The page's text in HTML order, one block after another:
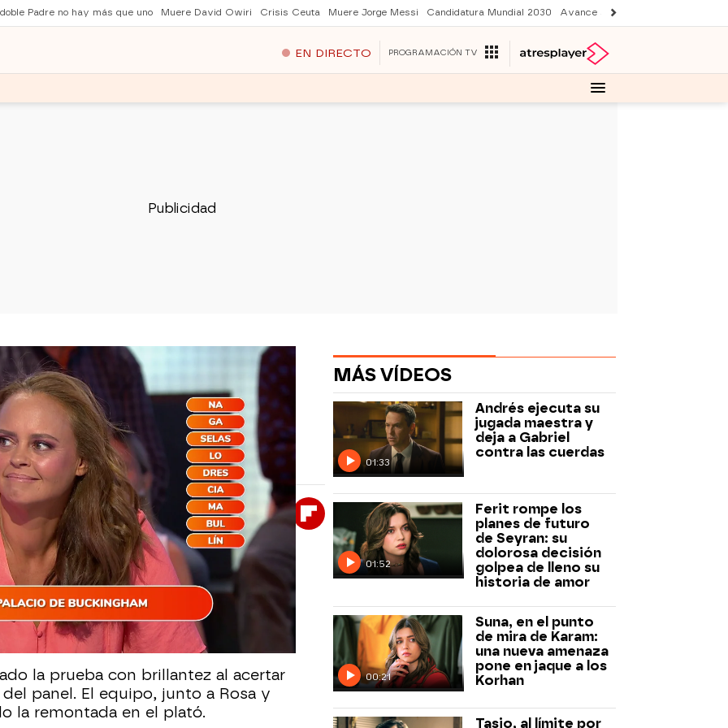
Padre no hay más que uno Muere David Owiri Crisis Ceuta Muere Jorge Messi Candidatura Mundial 2030 Avance Sueños de libertad
EN DIRECTO PROGRAMACIÓN TV
Palabras Cruzadas... ¡pero
error llamativo, pero ha terminado
18 segundos para Rosa.
09:05
WhatsappFacebook
X Flipboard
una divertida anécdota en
con la capital del Big Ben. Los
mala pasada en su primera
la prueba con brillantez al acertar
panel. El equipo, junto a Rosa y
la remontada en el plató.
MÁS VÍDEOS
01:33
Andrés ejecuta su
jugada maestra y
deja a Gabriel
contra las cuerdas
01:52
Ferit rompe los
planes de futuro
de Seyran: su
dolorosa decisión
golpea de lleno su
historia de amor
00:21
Suna, en el punto
de mira de Karam:
una nueva amenaza
pone en jaque a los
Korhan
Tasio, al límite por